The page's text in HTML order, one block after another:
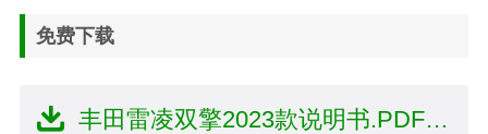
免费下载
丰田雷凌双擎2023款说明书.PDF文件